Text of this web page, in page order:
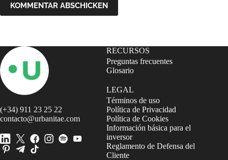
KOMMENTAR ABSCHICKEN
(+34) 911 23 25 22
contacto@urbanitae.com
RECURSOS
Preguntas frecuentes
Glosario
LEGAL
Términos de uso
Política de Privacidad
Política de Cookies
Información básica para el
inversor
Reglamento de Defensa del
Cliente